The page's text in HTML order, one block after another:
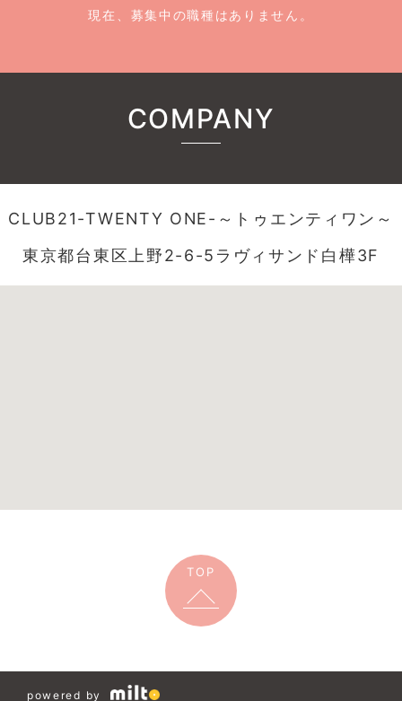
現在、募集中の職種はありません。
COMPANY
CLUB21-TWENTY ONE-～トゥエンティワン～
東京都台東区上野2-6-5ラヴィサンド白樺3F
TOP
powered by